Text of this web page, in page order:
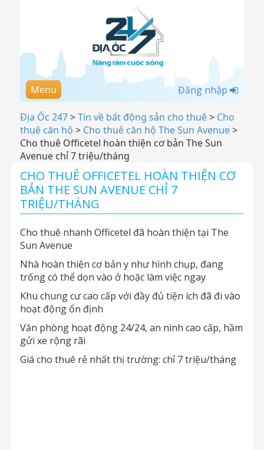
Menu Đăng nhập
Địa Ốc 247>Tin về bất động sản cho thuê> Cho
thuê căn hộ > Cho thuê căn hộ The Sun Avenue>
Cho thuê Officetel hoàn thiện cơ bản The Sun
Avenue chỉ 7 triệu/tháng
CHO THUÊ OFFICETEL HOÀN THIỆN CƠ
BẢN THE SUN AVENUE CHỈ 7
TRIỆU/THÁNG
Cho thuê nhanh Officetel đã hoàn thiện tại The
Sun Avenue
Nhà hoàn thiện cơ bản y như hình chụp, đang
trống có thể dọn vào ở hoặc làm việc ngay
Khu chung cư cao cấp với đầy đủ tiện ích đã đi vào
hoạt động ổn định
Văn phòng hoạt động 24/24, an ninh cao cấp, hầm
gửi xe rộng rãi
Giá cho thuê rẻ nhất thị trường: chỉ 7 triệu/tháng